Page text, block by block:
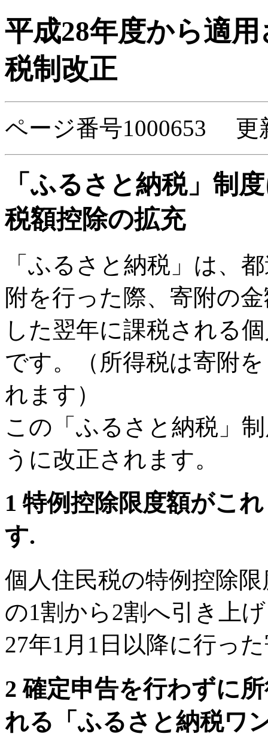
平成28年度から適
税制改正
ページ番号1000653 更
「ふるさと納税」制
税額控除の拡充
「ふるさと納税」は、
附を行った際、寄附の
した翌年に課税される
です。（所得税は寄附
れます）
この「ふるさと納税」
うに改正されます。
1 特例控除限度額がこ
す.
個人住民税の特例控除
の1割から2割へ引き上
27年1月1日以降に行っ
2 確定申告を行わずに
れる「ふるさと納税ワ